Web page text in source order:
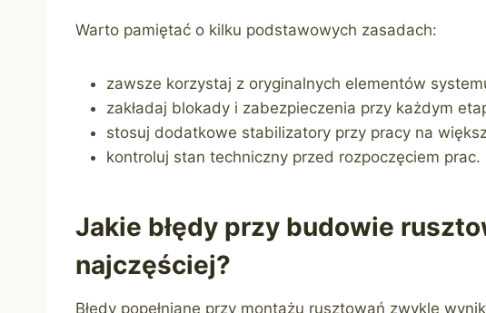
Warto pamiętać o kilku podstawowych zasadach:
zawsze korzystaj z oryginalnych elementów
zakładaj blokady i zabezpieczenia przy każdym
stosuj dodatkowe stabilizatory przy pracy na
kontroluj stan techniczny przed rozpoczęciem prac.
Jakie błędy przy budowie
najczęściej?
Błędy popełniane przy montażu rusztowań zwykle